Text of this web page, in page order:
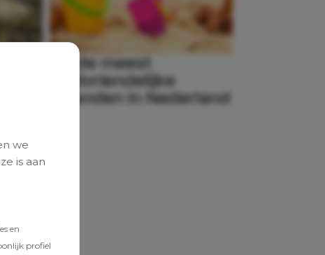
we
is aan
en
profiel
7 x de meest
kindvriendelijke
stranden in Nederland